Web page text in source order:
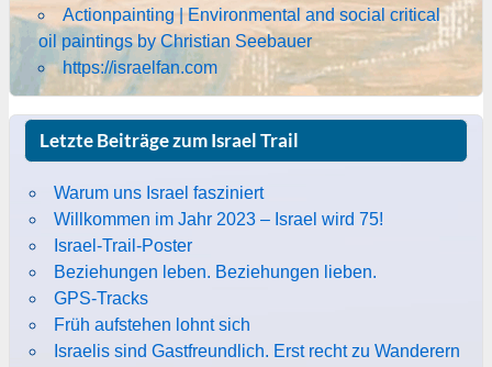
Actionpainting | Environmental and social critical
oil paintings by Christian Seebauer
https://israelfan.com
Letzte Beiträge zum Israel Trail
Warum uns Israel fasziniert
Willkommen im Jahr 2023 – Israel wird 75!
Israel-Trail-Poster
Beziehungen leben. Beziehungen lieben.
GPS-Tracks
Früh aufstehen lohnt sich
Israelis sind Gastfreundlich. Erst recht zu Wanderern